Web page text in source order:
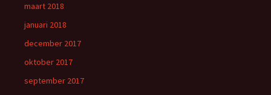
maart 2018
januari 2018
december 2017
oktober 2017
september 2017